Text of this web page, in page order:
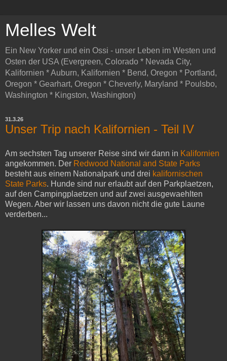
Melles Welt
Ein New Yorker und ein Ossi - unser Leben im Westen und
Osten der USA (Evergreen, Colorado * Nevada City,
Kalifornien * Auburn, Kalifornien * Bend, Oregon * Portland,
Oregon * Gearhart, Oregon * Cheverly, Maryland * Poulsbo,
Washington * Kingston, Washington)
31.3.26
Unser Trip nach Kalifornien - Teil IV
Am sechsten Tag unserer Reise sind wir dann in Kalifornien
angekommen. Der Redwood National and State Parks
besteht aus einem Nationalpark und drei kalifornischen
State Parks. Hunde sind nur erlaubt auf den Parkplaetzen,
auf den Campingplaetzen und auf zwei ausgewaehlten
Wegen. Aber wir lassen uns davon nicht die gute Laune
verderben...